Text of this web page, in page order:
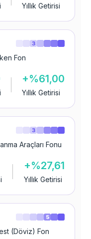
Yıllık Getirisi
Fon
+%61,00
Yıllık Getirisi
3
Araçları Fonu
+%27,61
Yıllık Getirisi
3
(Döviz) Fon
5